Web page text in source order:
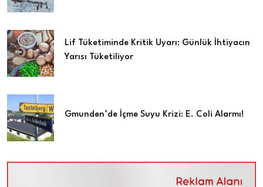
Lif Tüketiminde Kritik Uyarı: Günlük İhtiyacın
Yarısı Tüketiliyor
Gmunden’de İçme Suyu Krizi: E. Coli Alarmı!